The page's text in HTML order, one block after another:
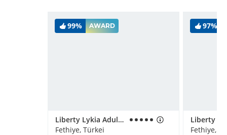
99% AWARD
Liberty Lykia Adults Only
Fethiye, Türkei
97%
Liberty
Fethiye,